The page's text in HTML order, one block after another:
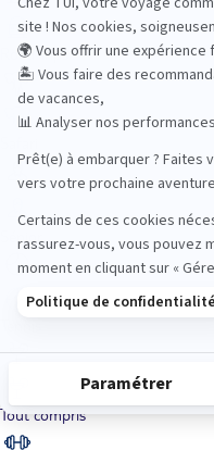
Road Trips
Sénior
Tout compris